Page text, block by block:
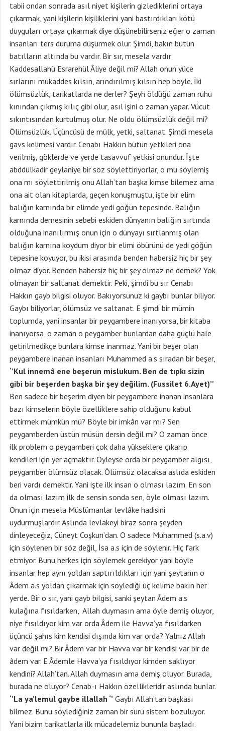
tabii ondan sonrada asıl niyet kişilerin gizlediklerini ortaya
çıkarmak, yani kişilerin kişiliklerini yani bastırdıkları kötü
duyguları ortaya çıkarmak diye düşünebilirseniz eğer o zaman
insanları ters duruma düşürmek olur. Şimdi, bakın bütün
batılların altında bu vardır. Bir sır, mesela vardır
Kaddesallahü Esrarehül Âliye değil mi? Allah onun yüce
sırlarını mukaddes kılsın, arındırılmış kılsın hep böyle. İki
ölümsüzlük, tarikatlarda ne derler? Şeyh öldüğü zaman ruhu
kınından çıkmış kılıç gibi olur, asıl işini o zaman yapar. Vücut
sıkıntısından kurtulmuş olur. Ne oldu ölümsüzlük değil mi?
Ölümsüzlük. Üçüncüsü de mülk, yetki, saltanat. Şimdi mesela
gavs kelimesi vardır. Cenabı Hakkın bütün yetkileri ona
verilmiş, göklerde ve yerde tasavvuf yetkisi onundur. İşte
abddülkadir geylaniye bir söz söylettiriyorlar, o mu söylemiş
ona mı söylettirilmiş onu Allah’tan başka kimse bilemez ama
ona ait olan kitaplarda, geçen konuşmuştu, işte bir elim
balığın karnında bir elimde yedi göğün tepesinde. Balığın
karnında demesinin sebebi eskiden dünyanın balığın sırtında
olduğuna inanılırmış onun için o dünyayı sırtlanmış olan
balığın karnına koydum diyor bir elimi öbürünü de yedi göğün
tepesine koyuyor, bu ikisi arasında benden habersiz hiç bir şey
olmaz diyor. Benden habersiz hiç bir şey olmaz ne demek? Yok
olmayan bir saltanat demektir. Peki, şimdi bu sır Cenabı
Hakkın gayb bilgisi oluyor. Bakıyorsunuz ki gaybı bunlar biliyor.
Gaybı biliyorlar, ölümsüz ve saltanat. E şimdi bir mümin
toplumda, yani insanlar bir peygambere inanıyorsa, bir kitaba
inanıyorsa, o zaman o peygamber bunlardan daha güçlü hale
getirilmedikçe bunlara kimse inanmaz. Yani bir beşer olan
peygambere inanan insanları Muhammed a.s sıradan bir beşer,
‘’Kul innemâ ene beşerun mislukum. Ben de tıpkı sizin
gibi bir beşerden başka bir şey değilim. (Fussilet 6.Ayet)’’
Ben sadece bir beşerim diyen bir peygambere inanan insanlara
bazı kimselerin böyle özelliklere sahip olduğunu kabul
ettirmek mümkün mü? Böyle bir imkân var mı? Sen
peygamberden üstün müsün dersin değil mi? O zaman önce
ilk problem o peygamberi çok daha yükseklere çıkarıp
kendileri için yer açmaktır. Öyleyse orda bir peygamber algısı,
peygamber ölümsüz olacak. Ölümsüz olacaksa aslıda eskiden
beri vardı demektir. Yani işte ilk insan o olması lazım. En son
da olması lazım ilk de sensin sonda sen, öyle olması lazım.
Onun için mesela Müslümanlar levlâke hadisini
uydurmuşlardır. Aslında levlakeyi biraz sonra şeyden
dinleyeceğiz, Cüneyt Coşkun’dan. O sadece Muhammed (s.a.v)
için söylenen bir söz değil, İsa a.s için de söylenir. Hiç fark
etmiyor. Bunu herkes için söylemek gerekiyor yani böyle
insanlar hep aynı yoldan saptırıldıkları için yani şeytanın o
Âdem a.s yoldan çıkarmak için söylediği üç kelime bakın her
yerde. Bir o sır, yani gayb bilgisi, sanki şeytan Âdem a.s
kulağına fısıldarken, Allah duymasın ama öyle demiş oluyor,
niye fısıldıyor kim var orda Âdem ile Havva’ya fısıldarken
üçüncü şahıs kim kendisi dışında kim var orda? Yalnız Allah
var değil mi? Bir Âdem var bir Havva var bir kendisi var bir de
âdem var. E Âdemle Havva’ya fısıldıyor kimden saklıyor
kendini? Allah’tan. Allah duymasın ama demiş oluyor. Burada,
burada ne oluyor? Cenab-ı Hakkın özellikleridir aslında bunlar.
‘’La ya’lemul gaybe illallah ‘’ Gaybı Allah’tan başkası
bilmez. Bunu söylediğiniz zaman bir sürü sistem bozuluyor.
Yani bizim tarikatlarla ilk mücadelemiz bununla başladı.